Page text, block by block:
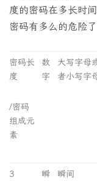
度的密码在多长时
密码有多么的危险了
密码长
度
/密码
组成元
素
数
字
大写字母
者小写字
3
瞬
瞬间